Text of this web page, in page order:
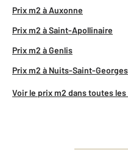
Prix m2 à Auxonne
Prix m2 à Saint-Apollinaire
Prix m2 à Genlis
Prix m2 à Nuits-Saint-Georges
Voir le prix m2 dans toutes les